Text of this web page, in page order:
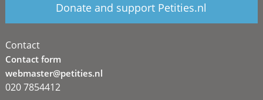
Donate and support Petities.nl
Contact
Contact form
webmaster@petities.nl
020 7854412